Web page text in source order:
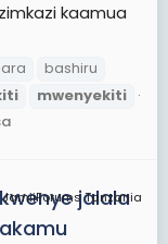
kaamua
bashiru
mwenyekiti
JamiiForums Tanzania
jalala